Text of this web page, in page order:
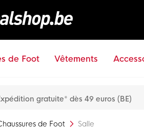
de Foot Vêtements
gratuite* dès 49 euros (BE)
de Foot Salle